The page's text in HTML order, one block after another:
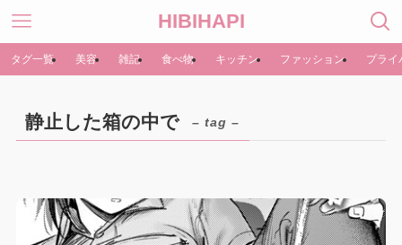
HIBIHAPI
タグ一覧 美容 雑記 食べ物 キッチン ファッション プライ
静止した箱の中で – tag –